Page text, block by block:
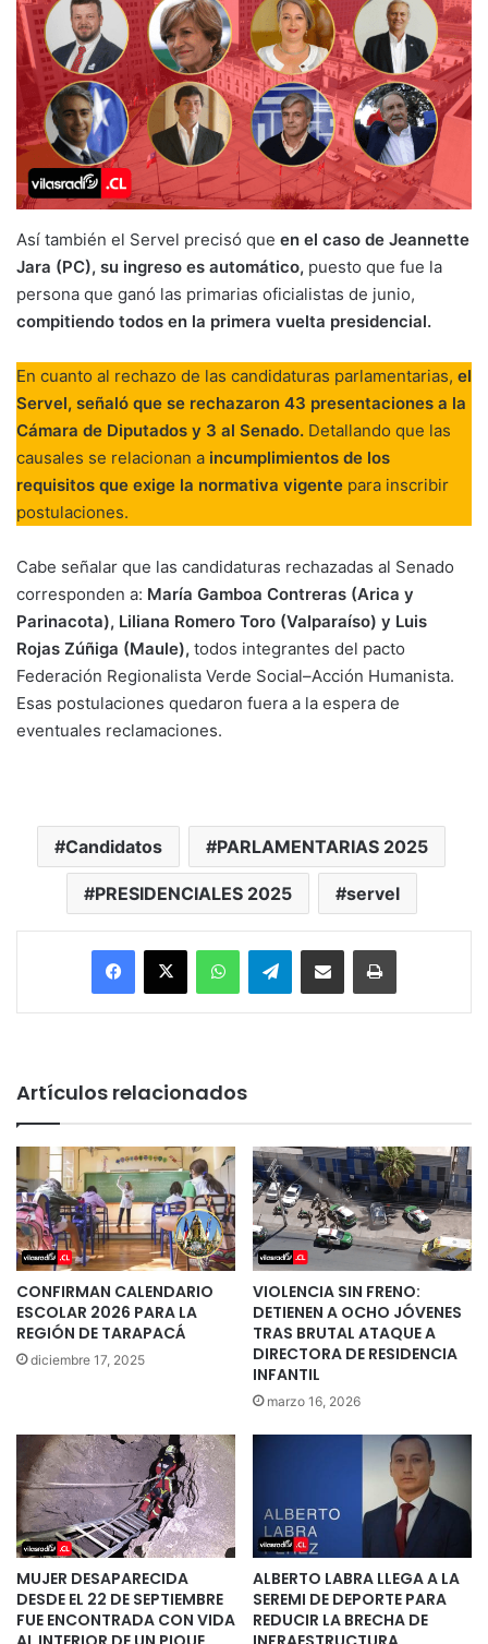
Así también el Servel precisó que en el caso de Jeannette
Jara (PC), su ingreso es automático, puesto que fue la
persona que ganó las primarias oficialistas de junio,
compitiendo todos en la primera vuelta presidencial.
En cuanto al rechazo de las candidaturas parlamentarias, el
Servel, señaló que se rechazaron 43 presentaciones a la
Cámara de Diputados y 3 al Senado. Detallando que las
causales se relacionan a incumplimientos de los
requisitos que exige la normativa vigente para inscribir
postulaciones.
Cabe señalar que las candidaturas rechazadas al Senado
corresponden a: María Gamboa Contreras (Arica y
Parinacota), Liliana Romero Toro (Valparaíso) y Luis
Rojas Zúñiga (Maule), todos integrantes del pacto
Federación Regionalista Verde Social–Acción Humanista.
Esas postulaciones quedaron fuera a la espera de
eventuales reclamaciones.
Candidatos PARLAMENTARIAS 2025
PRESIDENCIALES 2025 servel
Facebook
X WhatsAppTelegramEnviar vía email Imprimir
Artículos relacionados
CONFIRMAN CALENDARIO
ESCOLAR 2026 PARA LA
REGIÓN DE TARAPACÁ
diciembre 17, 2025
VIOLENCIA SIN FRENO:
DETIENEN A OCHO JÓVENES
TRAS BRUTAL ATAQUE A
DIRECTORA DE RESIDENCIA
INFANTIL
marzo 16, 2026
MUJER DESAPARECIDA
DESDE EL 22 DE SEPTIEMBRE
FUE ENCONTRADA CON VIDA
ALBERTO LABRA LLEGA A LA
SEREMI DE DEPORTE PARA
REDUCIR LA BRECHA DE